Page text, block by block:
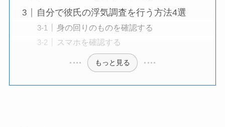
自分で彼氏の浮気調査を行う方法4選
身の回りのものを確認する
スマホを確認する
もっと見る